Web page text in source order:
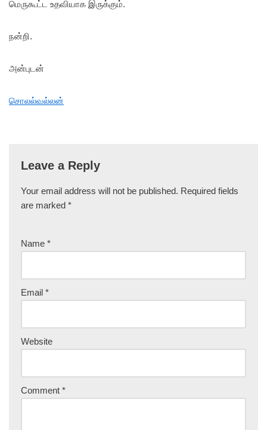
மெருகூட்ட உதவியாக இருக்கும்.
நன்றி.
அன்புடன்
சொலல்வல்லன்
Leave a Reply
Your email address will not be published. Required fields
are marked *
Name *
Email *
Website
Comment *